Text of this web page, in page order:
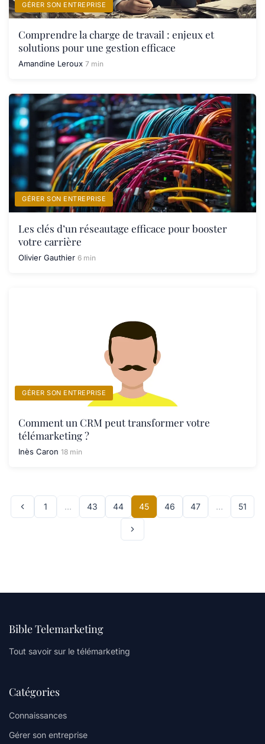
GÉRER SON ENTREPRISE
Comprendre la charge de travail : enjeux et
solutions pour une gestion efficace
Amandine Leroux 7 min
GÉRER SON ENTREPRISE
Les clés d’un réseautage efficace pour booster
votre carrière
Olivier Gauthier 6 min
GÉRER SON ENTREPRISE
Comment un CRM peut transformer votre
télémarketing ?
Inès Caron 18 min
1 … 43 44 45 46 47 … 51
Bible Telemarketing
Tout savoir sur le télémarketing
Catégories
Connaissances
Gérer son entreprise